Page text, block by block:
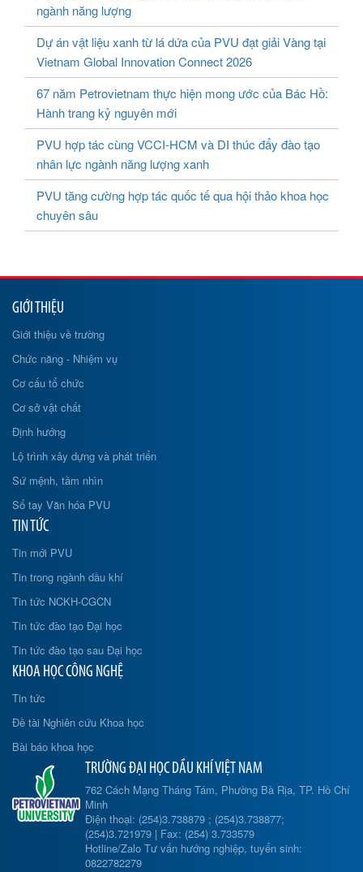
ngành năng lượng
Dự án vật liệu xanh từ lá dứa của PVU đạt giải Vàng tại
Vietnam Global Innovation Connect 2026
67 năm Petrovietnam thực hiện mong ước của Bác Hồ:
Hành trang kỷ nguyên mới
PVU hợp tác cùng VCCI-HCM và DI thúc đẩy đào tạo
nhân lực ngành năng lượng xanh
PVU tăng cường hợp tác quốc tế qua hội thảo khoa học
chuyên sâu
GIỚI THIỆU
Giới thiệu về trường
Chức năng - Nhiệm vụ
Cơ cấu tổ chức
Cơ sở vật chất
Định hướng
Lộ trình xây dựng và phát triển
Sứ mệnh, tầm nhìn
Sổ tay Văn hóa PVU
TIN TỨC
Tin mới PVU
Tin trong ngành dầu khí
Tin tức NCKH-CGCN
Tin tức đào tạo Đại học
Tin tức đào tạo sau Đại học
KHOA HỌC CÔNG NGHỆ
Tin tức
Đề tài Nghiên cứu Khoa học
Bài báo khoa học
TRƯỜNG ĐẠI HỌC DẦU KHÍ VIỆT NAM
762 Cách Mạng Tháng Tám, Phường Bà Rịa, TP. Hồ Chí
Minh
Điện thoại: (254)3.738879 ; (254)3.738877;
(254)3.721979 | Fax: (254) 3.733579
Hotline/Zalo Tư vấn hướng nghiệp, tuyển sinh:
0822782279